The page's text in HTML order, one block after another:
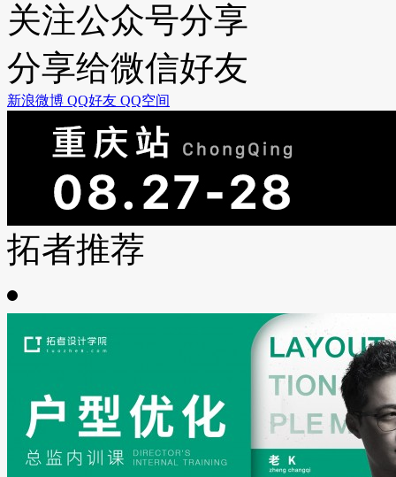
关注公众号分享
分享给微信好友
新浪微博 QQ好友 QQ空间
拓者推荐